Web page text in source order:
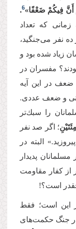
أَنَّ فِیكُمْ ضَعْفًا»6
.
كه تعداد
ده نفر می‌جنگید،
زیاد شده بود و
مفسران در
ضعف در این آیه
و ضعف عددی.
را سبك‌تر
؛ اگر صد نفر
البته در
پدیدار
از کفار مقاومت
است؟!‌
این است؛ فقط
جنگ حكمت‌های